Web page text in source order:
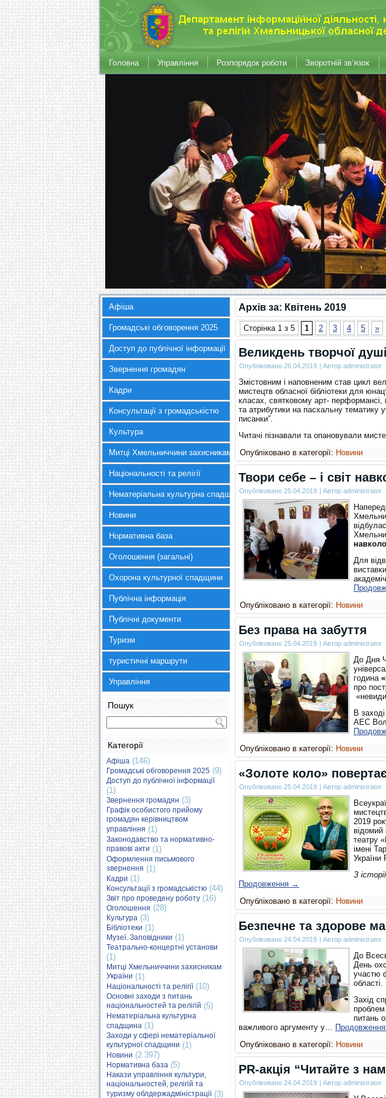
Головна Управління Розпорядок роботи Зворотній зв’язок
Афіша
Громадські обговорення 2025
Доступ до публічної інформації
Звернення громадян
Кадри
Консультації з громадськістю
Культура
Митці Хмельниччини захисникам України
Національності та релігії
Нематеріальна культурна спадщина
Новини
Нормативна база
Оголошення (загальні)
Охорона культурної спадщини
Публічна інформація
Публічні документи
Туризм
туристичні маршрути
Управління
Пошук
Категорії
Афіша (146)
Громадські обговорення 2025 (9)
Доступ до публічної інформації
(1)
Звернення громадян (3)
Графік особистого прийому
громадян керівництвом
управління (1)
Законодавство та нормативно-
правові акти (1)
Оформлення письмового
звернення (1)
Кадри (1)
Консультації з громадськістю (44)
Звіт про проведену роботу (16)
Оголошення (28)
Культура (3)
Бібліотеки (1)
Музеї. Заповідники (1)
Театрально-концертні установи
(1)
Митці Хмельниччини захисникам
України (1)
Національності та релігії(10)
Основні заходи з питань
національностей та релігій (5)
Нематеріальна культурна
спадщина (1)
Заходи у сфері нематеріальної
культурної спадщини (1)
Новини (2 397)
Нормативна база (5)
Накази управління культури,
національностей, релігій та
туризму облдержадміністрації(3)
Архів за: Квітень 2019
Сторінка 1 з 5 1 2 3 4 5 »
Великдень творчої душі
Опубліковано 26.04.2019 | Автор administrator
Змістовним і наповненим став цикл
мистецтв обласної бібліотеки для
класах, святковому арт- перформансі,
та атрибутики на пасхальну тематику
писанки”.
Читачі пізнавали та опановували
Опубліковано в категорії: Новини
Твори себе – і світ
Опубліковано 25.04.2019 | Автор administrator
Для
Опубліковано в категорії: Новини
Без права на забуття
Опубліковано 25.04.2019 | Автор administrator
До Дня
година
про
В
АЕС
Опубліковано в категорії: Новини
«Золоте коло»
Опубліковано 25.04.2019 | Автор administrator
2019
відомий
театру
імені
України
З
Продовження →
Опубліковано в категорії: Новини
Безпечне та здорове
Опубліковано 24.04.2019 | Автор administrator
До
День
участю
області.
Захід
проблем
питань
важливого аргументу у… Продовження
Опубліковано в категорії: Новини
PR-акція “Читайте з
Опубліковано 24.04.2019 | Автор administrator